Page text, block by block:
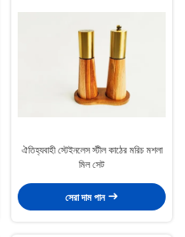
ঐতিহ্যবাহী স্টেইনলেস স্টীল কাঠের মরিচ মশলা
মিল সেট
সেরা দাম পান